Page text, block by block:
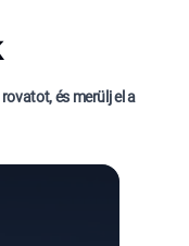
és merülj el a